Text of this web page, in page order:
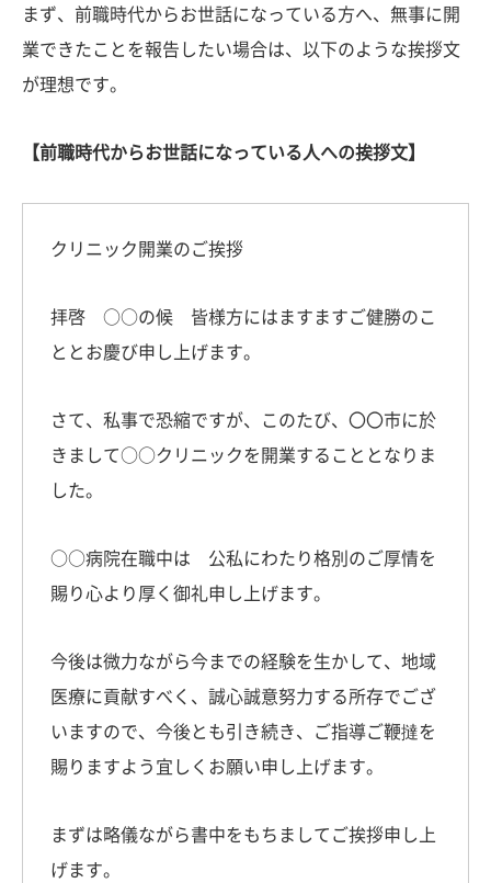
まず、前職時代からお世話になっている方へ、無事に開
業できたことを報告したい場合は、以下のような挨拶文
が理想です。
【前職時代からお世話になっている人への挨拶文】
クリニック開業のご挨拶
拝啓 ○○の候 皆様方にはますますご健勝のこ
ととお慶び申し上げます。
さて、私事で恐縮ですが、このたび、〇〇市に於
きまして○○クリニックを開業することとなりま
した。
○○病院在職中は 公私にわたり格別のご厚情を
賜り心より厚く御礼申し上げます。
今後は微力ながら今までの経験を生かして、地域
医療に貢献すべく、誠心誠意努力する所存でござ
いますので、今後とも引き続き、ご指導ご鞭撻を
賜りますよう宜しくお願い申し上げます。
まずは略儀ながら書中をもちましてご挨拶申し上
げます。